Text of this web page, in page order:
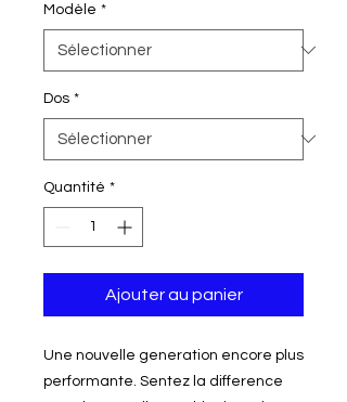
Modèle *
Dos *
Quantité *
Ajouter au panier
Une nouvelle generation encore plus
performante. Sentez la difference